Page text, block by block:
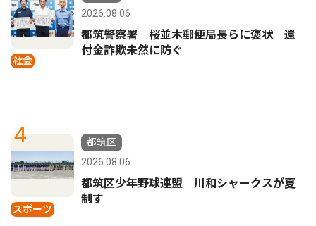
社会
2026.08.06
都筑警察署 桜並木郵便局長らに褒状 還
付金詐欺未然に防ぐ
4
スポーツ
都筑区
2026.08.06
都筑区少年野球連盟 川和シャークスが夏
制す